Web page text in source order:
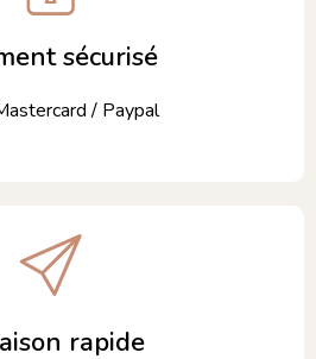
sécurisé
/ Paypal
rapide